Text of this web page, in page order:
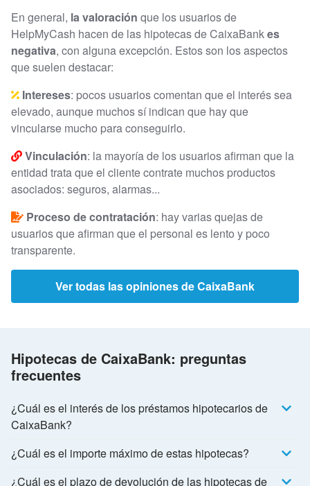
En general, la valoración que los usuarios de
HelpMyCash hacen de las hipotecas de CaixaBankes
negativa, con alguna excepción. Estos son los aspectos
que suelen destacar:
Intereses: pocos usuarios comentan que el interés sea
elevado, aunque muchos sí indican que hay que
vincularse mucho para conseguirlo.
Vinculación: la mayoría de los usuarios afirman que la
entidad trata que el cliente contrate muchos productos
asociados: seguros, alarmas...
Proceso de contratación: hay varias quejas de
usuarios que afirman que el personal es lento y poco
transparente.
Ver todas las opiniones de CaixaBank
Hipotecas de CaixaBank: preguntas
frecuentes
¿Cuál es el interés de los préstamos hipotecarios de
CaixaBank?
¿Cuál es el importe máximo de estas hipotecas?
¿Cuál es el plazo de devolución de las hipotecas de